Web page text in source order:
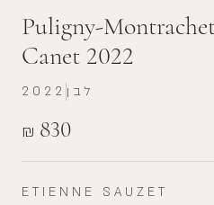
Puligny-
Canet 2022
₪ 830
2022 לבן
ETIENNE SAUZET